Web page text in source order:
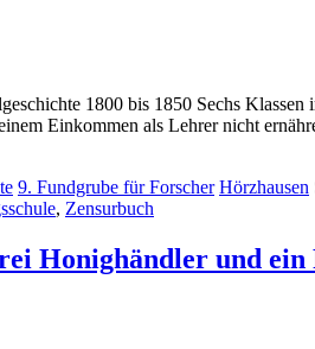
1800 bis 1850 Sechs
Einkommen als Lehrer nicht
9. Fundgrube für Forscher Hörzhausen
, Zensurbuch
Honighändler und ein